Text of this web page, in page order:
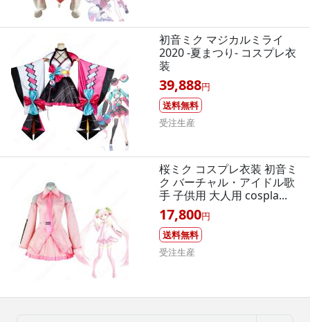
初音ミク マジカルミライ
2020 -夏まつり- コスプレ衣
装
39,888円
送料無料
受注生産
桜ミク コスプレ衣装 初音ミ
ク バーチャル・アイドル歌
手 子供用 大人用 cospla...
17,800円
送料無料
受注生産